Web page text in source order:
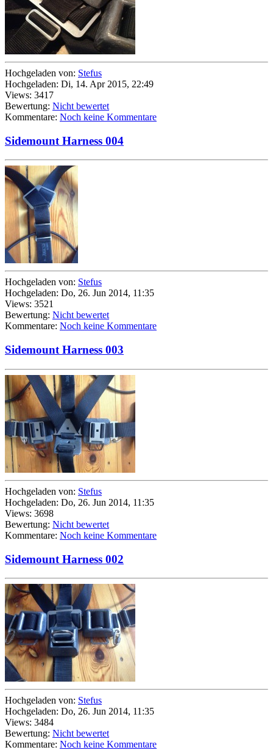
Hochgeladen von: Stefus
Hochgeladen: Di, 14. Apr 2015, 22:49
Views: 3417
Bewertung: Nicht bewertet
Kommentare: Noch keine Kommentare
Sidemount Harness 004
Hochgeladen von: Stefus
Hochgeladen: Do, 26. Jun 2014, 11:35
Views: 3521
Bewertung: Nicht bewertet
Kommentare: Noch keine Kommentare
Sidemount Harness 003
Hochgeladen von: Stefus
Hochgeladen: Do, 26. Jun 2014, 11:35
Views: 3698
Bewertung: Nicht bewertet
Kommentare: Noch keine Kommentare
Sidemount Harness 002
Hochgeladen von: Stefus
Hochgeladen: Do, 26. Jun 2014, 11:35
Views: 3484
Bewertung: Nicht bewertet
Kommentare: Noch keine Kommentare